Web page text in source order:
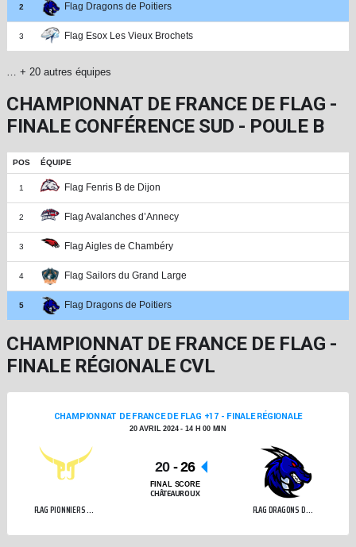
2 Flag Dragons de Poitiers
3 Flag Esox Les Vieux Brochets
… + 20 autres équipes
CHAMPIONNAT DE FRANCE DE FLAG -
FINALE CONFÉRENCE SUD - POULE B
POS ÉQUIPE
1 Flag Fenris B de Dijon
2 Flag Avalanches d’Annecy
3 Flag Aigles de Chambéry
4 Flag Sailors du Grand Large
5 Flag Dragons de Poitiers
CHAMPIONNAT DE FRANCE DE FLAG -
FINALE RÉGIONALE CVL
CHAMPIONNAT DE FRANCE DE FLAG +17 - FINALE RÉGIONALE
20 AVRIL 2024 - 14 H 00 MIN
FLAG PIONNIERS DE TOURAINE FLAG DRAGONS DE POITIERS
20 - 26
FINAL SCORE
CHÂTEAUROUX